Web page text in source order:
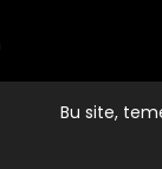
Bu site,